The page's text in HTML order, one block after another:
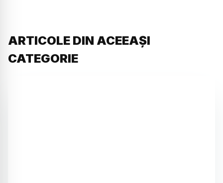
ARTICOLE DIN ACEEAȘI
CATEGORIE